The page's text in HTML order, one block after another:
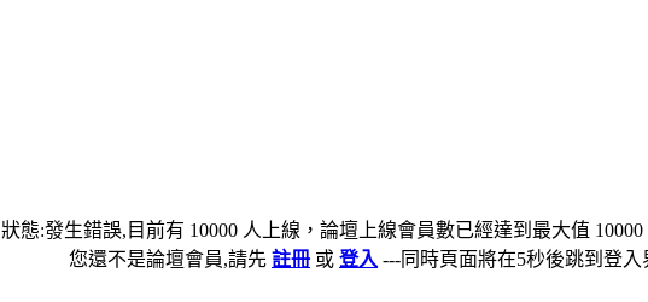
狀態:發生錯誤,目前有 10000 人上線，論壇上線會員數已經達到最大值
您還不是論壇會員,請先 註冊 或 登入 ---同時頁面將在5秒後跳到登入